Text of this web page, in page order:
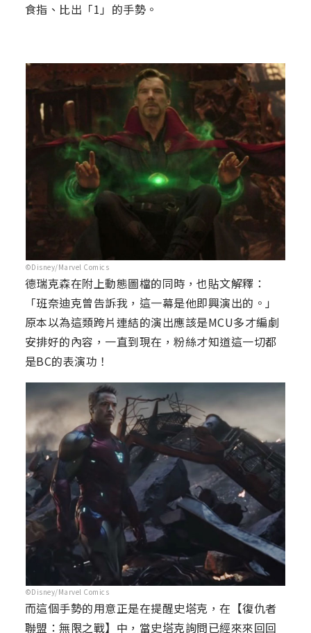
食指、比出「1」的手勢。
©Disney/Marvel Comics
德瑞克森在附上動態圖檔的同時，也貼文解釋：
「班奈迪克曾告訴我，這一幕是他即興演出的。」
原本以為這類跨片連結的演出應該是MCU多才編劇
安排好的內容，一直到現在，粉絲才知道這一切都
是BC的表演功！
©Disney/Marvel Comics
而這個手勢的用意正是在提醒史塔克，在【復仇者
聯盟：無限之戰】中，當史塔克詢問已經來來回回